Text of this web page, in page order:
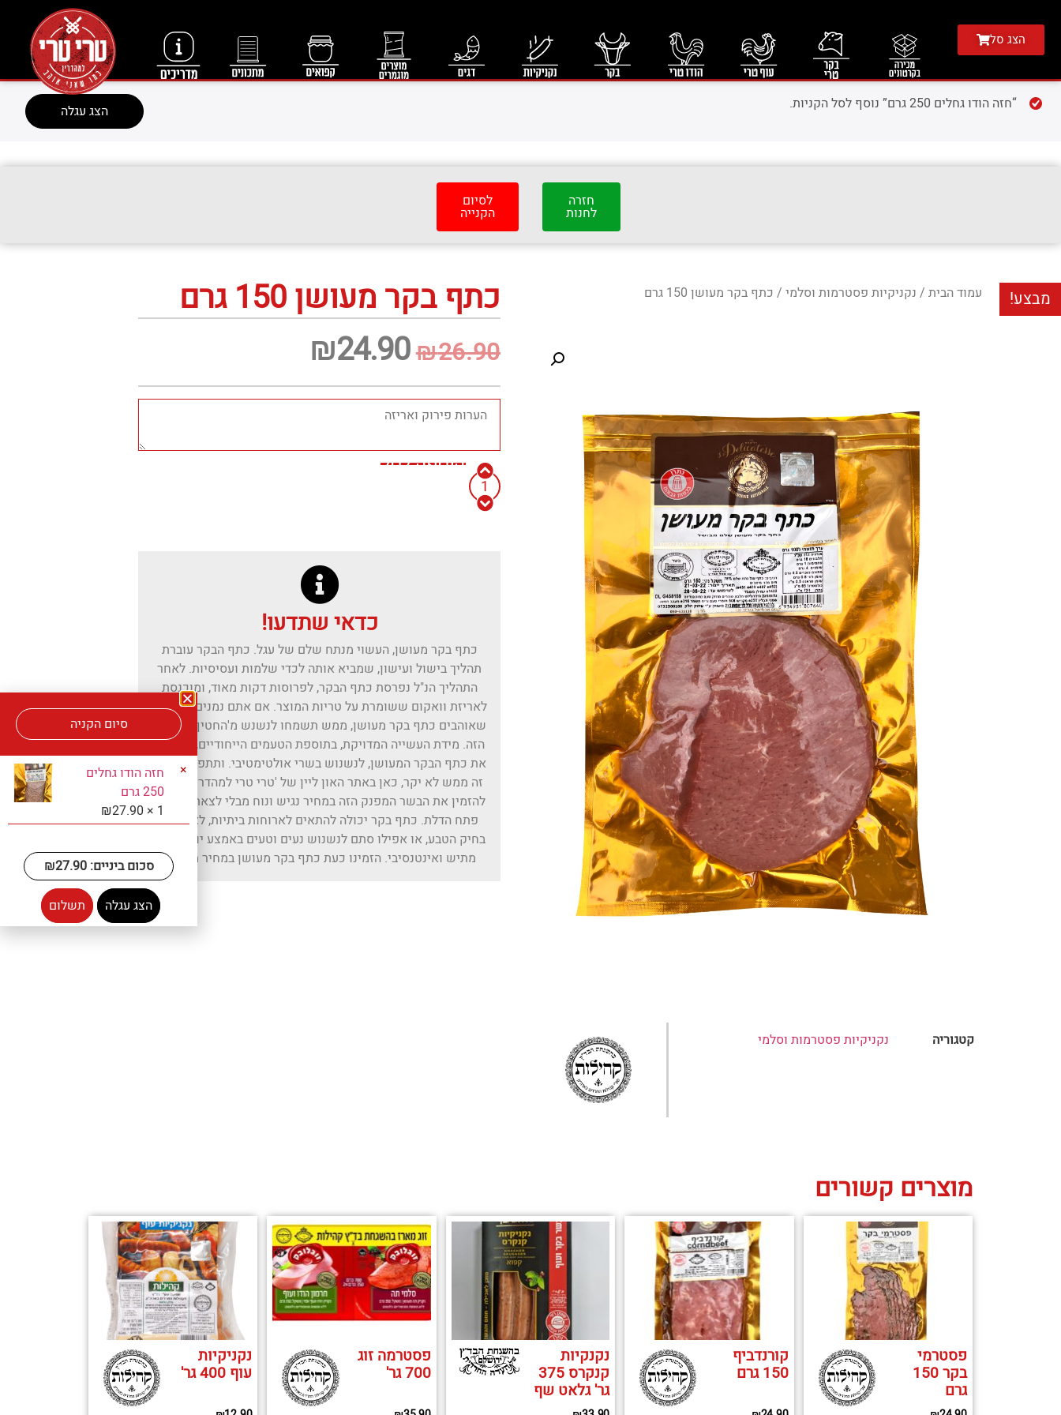
הצג סל
“חזה הודו גחלים 250 גרם” נוסף לסל הקניות. הצג עגלה
חזרה
לחנות
לסיום
הקנייה
עמוד הבית / נקניקיות פסטרמות וסלמי / כתף בקר מעושן 150 גרם מבצע!
קטגוריה נקניקיות פסטרמות וסלמי
כתף בקר מעושן 150 גרם
₪26.90
₪24.90
הוספה לסל
כדאי שתדעו!
כתף בקר מעושן, העשוי מנתח שלם של עגל. כתף הבקר עוברת
תהליך בישול ועישון, שמביא אותה לכדי שלמות ועסיסיות. לאחר
התהליך הנ"ל נפרסת כתף הבקר, לפרוסות דקות מאוד, ומוכנסת
לאריזת וואקום ששומרת על טריות המוצר. אם אתם נמנים עם אלה
שאוהבים כתף בקר מעושן, ממש תשמחו לנשנש מ'החטיף' הבשרי
הזה. מידת העשייה המדויקת, בתוספת הטעמים הייחודיים, הופכים
את כתף הבקר המעושן, לנשנוש בשרי אולטימטיבי. ותתפלאו, אבל
זה ממש לא יקר, כאן באתר האון ליין של 'טרי טרי למהדרין' תוכלו
להזמין את הבשר המפנק הזה במחיר נגיש ונוח מבלי לצאת ממפתן
פתח הדלת. כתף בקר יכולה להתאים לארוחות ביתיות, לארוחות
בחיק הטבע, או אפילו סתם לנשנוש נעים וטעים באמצע יום עבודה
מתיש ואינטנסיבי. הזמינו כעת כתף בקר מעושן במחיר מעולה.
מוצרים קשורים
פסטרמי
בקר 150
גרם
קורנדביף
150 גרם
נקנקיות
קנקרס 375
גר' גלאט שף
פסטרמה זוג
700 גר'
נקניקיות
עוף 400 גר'
סיום הקניה
×
חזה הודו גחלים
250 גרם
1 ×
₪27.90
סכום ביניים: ₪27.90
הצג עגלה תשלום